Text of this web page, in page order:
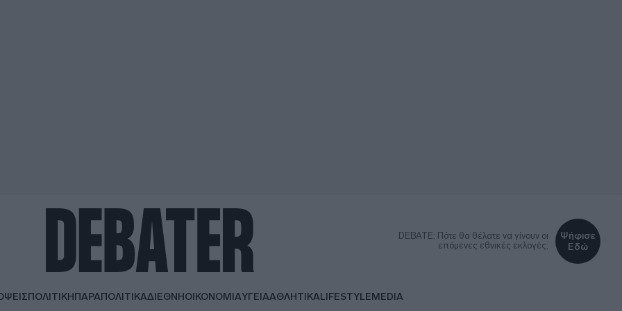
DEBATE: Πότε θα θέλατε να γίνουν οι
επόμενες εθνικές εκλογές;
Ψήφισε
Εδώ
ΠΟΛΙΤΙΚΗΠΑΡΑΠΟΛΙΤΙΚΑΔΙΕΘΝΗΟΙΚΟΝΟΜΙΑΥΓΕΙΑΑΘΛΗΤΙΚΑLIFESTYLEMEDIA